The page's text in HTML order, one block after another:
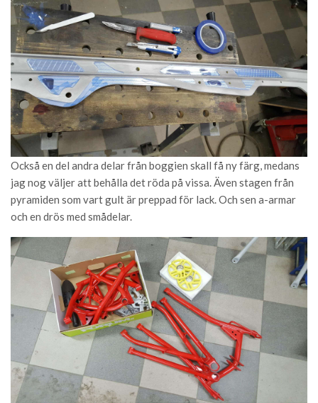
Också en del andra delar från boggien skall få ny färg, medans
jag nog väljer att behålla det röda på vissa. Även stagen från
pyramiden som vart gult är preppad för lack. Och sen a-armar
och en drös med smådelar.